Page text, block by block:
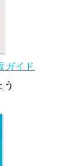
ガイド
う